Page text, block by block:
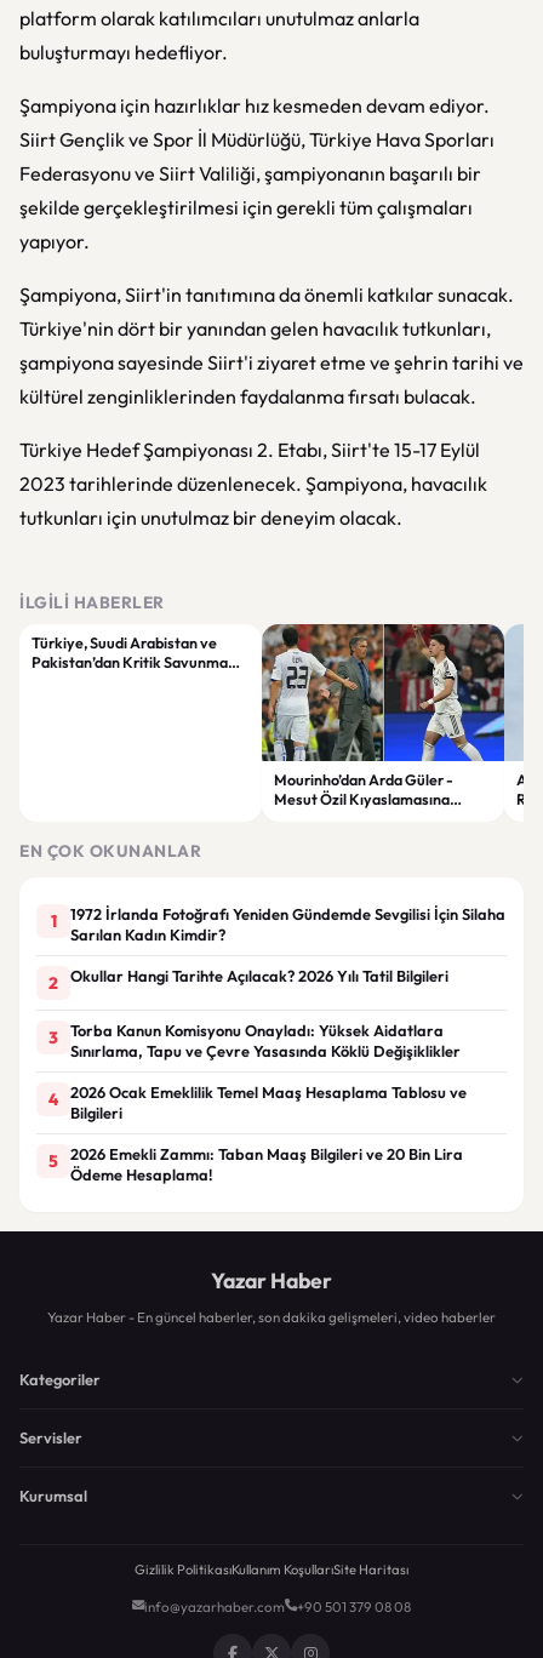
platform olarak katılımcıları unutulmaz anlarla
buluşturmayı hedefliyor.
Şampiyona için hazırlıklar hız kesmeden devam ediyor.
Siirt Gençlik ve Spor İl Müdürlüğü, Türkiye Hava Sporları
Federasyonu ve Siirt Valiliği, şampiyonanın başarılı bir
şekilde gerçekleştirilmesi için gerekli tüm çalışmaları
yapıyor.
Şampiyona, Siirt'in tanıtımına da önemli katkılar sunacak.
Türkiye'nin dört bir yanından gelen havacılık tutkunları,
şampiyona sayesinde Siirt'i ziyaret etme ve şehrin tarihi ve
kültürel zenginliklerinden faydalanma fırsatı bulacak.
Türkiye Hedef Şampiyonası 2. Etabı, Siirt'te 15-17 Eylül
2023 tarihlerinde düzenlenecek. Şampiyona, havacılık
tutkunları için unutulmaz bir deneyim olacak.
İLGILI HABERLER
Türkiye, Suudi Arabistan ve
Pakistan’dan Kritik Savunma
Mourinho’dan Arda Güler -
Mesut Özil Kıyaslamasına
EN ÇOK OKUNANLAR
1
1972 İrlanda Fotoğrafı Yeniden Gündemde Sevgilisi İçin Silaha
Sarılan Kadın Kimdir?
2 Okullar Hangi Tarihte Açılacak? 2026 Yılı Tatil Bilgileri
3
Torba Kanun Komisyonu Onayladı: Yüksek Aidatlara
Sınırlama, Tapu ve Çevre Yasasında Köklü Değişiklikler
4
2026 Ocak Emeklilik Temel Maaş Hesaplama Tablosu ve
Bilgileri
5
2026 Emekli Zammı: Taban Maaş Bilgileri ve 20 Bin Lira
Ödeme Hesaplama!
Yazar Haber
Yazar Haber - En güncel haberler, son dakika gelişmeleri, video haberler
Kategoriler
Servisler
Kurumsal
Gizlilik PolitikasıKullanım KoşullarıSite Haritası
info@yazarhaber.com +90 501 379 08 08